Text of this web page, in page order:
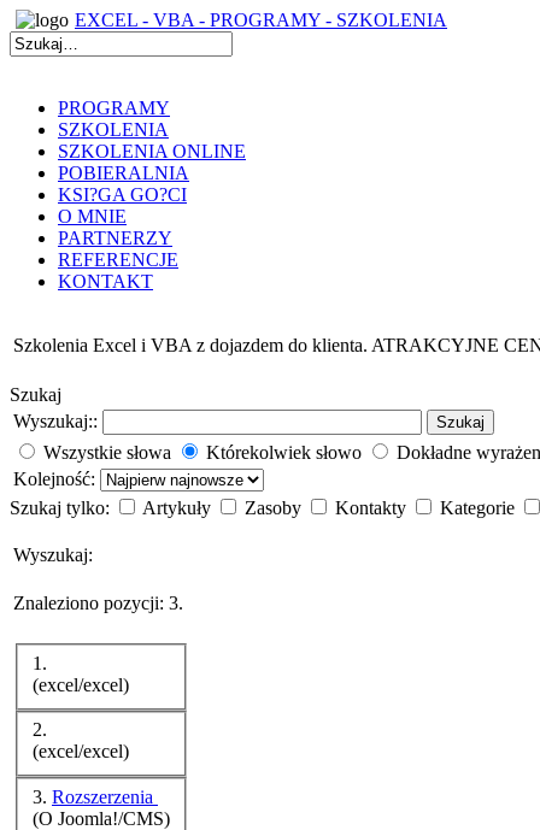
EXCEL - VBA - PROGRAMY - SZKOLENIA
PROGRAMY
SZKOLENIA
SZKOLENIA ONLINE
POBIERALNIA
KSI?GA GO?CI
O MNIE
PARTNERZY
REFERENCJE
KONTAKT
Szkolenia Excel i VBA z dojazdem do klienta. ATRAKCYJNE
Szukaj
Wyszukaj::
Szukaj
Wszystkie słowa Którekolwiek słowo
Dokładne
Kolejność:
Szukaj tylko:
Artykuły Zasoby Kontakty Kategorie
Wyszukaj:
Znaleziono pozycji: 3.
1.
(excel/excel)
2.
(excel/excel)
3. Rozszerzenia
(O Joomla!/CMS)